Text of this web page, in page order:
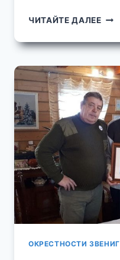
ЧИТАЙТЕ ДАЛЕЕ
В
"ЭТИ
РАЗНЫЕ
ЛИЦА"
В
1971
ОКРЕСТНОСТИ